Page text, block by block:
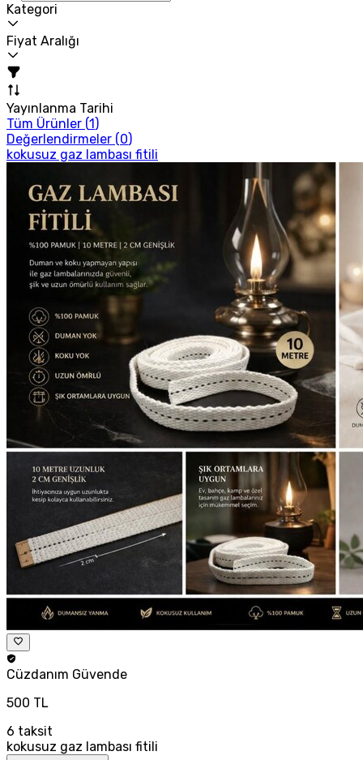
Kategori
Fiyat Aralığı
Yayınlanma Tarihi
Tüm Ürünler (1)
Değerlendirmeler (0)
kokusuz gaz lambası fitili
Cüzdanım Güvende
500 TL
6 taksit
kokusuz gaz lambası fitili